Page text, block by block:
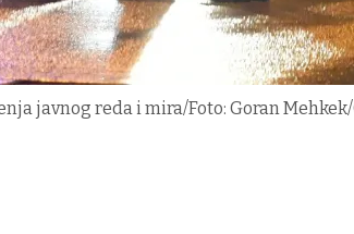
javnog reda i mira/Foto: Goran Mehkek/